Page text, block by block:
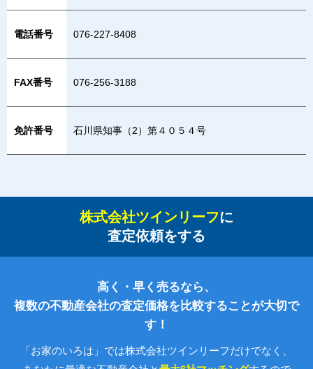
電話番号 076-227-8408
FAX番号 076-256-3188
免許番号 石川県知事（2）第４０５４号
株式会社ツインリーフに
査定依頼をする
高く・早く売るなら、
複数の不動産会社の査定価格を比較することが大切で
す！
「お家のいろは」では株式会社ツインリーフだけでなく、